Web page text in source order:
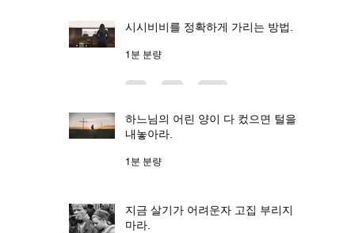
시시비비를 정확하게 가리는 방법.
1분 분량
하느님의 어린 양이 다 컸으면 털을
내놓아라.
1분 분량
지금 살기가 어려운자 고집 부리지
마라.